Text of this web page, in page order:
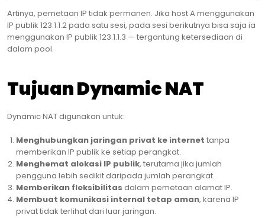
Artinya, pemetaan IP tidak permanen. Jika host A menggunakan
IP publik 123.1.1.2 pada satu sesi, pada sesi berikutnya bisa saja ia
menggunakan IP publik 123.1.1.3 — tergantung ketersediaan di
dalam pool.
Tujuan Dynamic NAT
Dynamic NAT digunakan untuk:
Menghubungkan jaringan privat ke internet tanpa
memberikan IP publik ke setiap perangkat.
Menghemat alokasi IP publik, terutama jika jumlah
pengguna lebih sedikit daripada jumlah perangkat.
Memberikan fleksibilitas dalam pemetaan alamat IP.
Membuat komunikasi internal tetap aman, karena IP
privat tidak terlihat dari luar jaringan.